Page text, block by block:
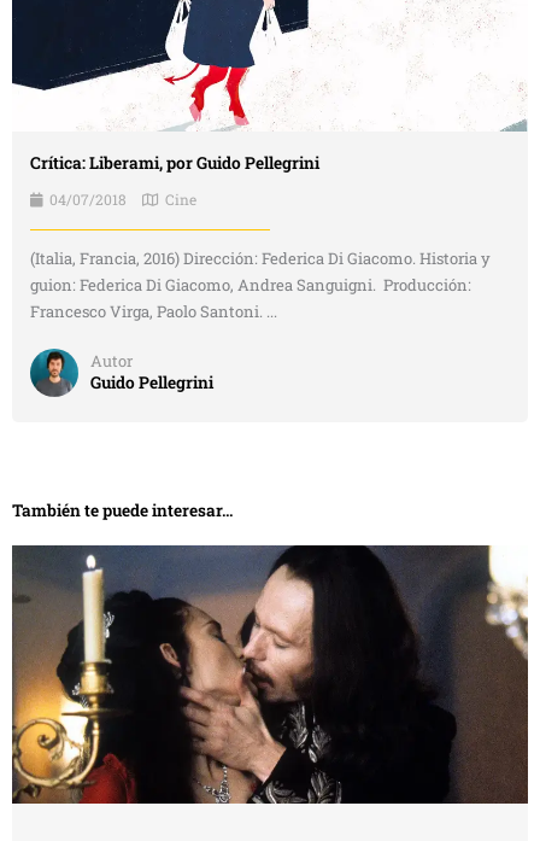
Crítica: Liberami, por Guido Pellegrini
04/07/2018 Cine
(Italia, Francia, 2016) Dirección: Federica Di Giacomo. Historia y
guion: Federica Di Giacomo, Andrea Sanguigni. Producción:
Francesco Virga, Paolo Santoni. ...
Autor
Guido Pellegrini
También te puede interesar...